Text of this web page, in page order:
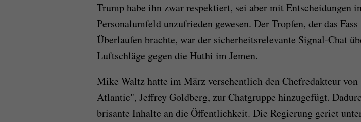
Trump habe ihn zwar respektiert, sei aber mit Entscheidungen
Personalumfeld unzufrieden gewesen. Der Tropfen, der das Fass
Überlaufen brachte, war der sicherheitsrelevante Signal-Chat
Luftschläge gegen die Huthi im Jemen.
Mike Waltz hatte im März versehentlich den Chefredakteur von
Atlantic", Jeffrey Goldberg, zur Chatgruppe hinzugefügt.
brisante Inhalte an die Öffentlichkeit. Die Regierung geriet